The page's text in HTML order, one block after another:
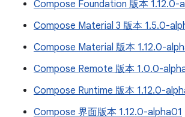
Compose Foundation 版本 1.12.0-
Compose Material 3 版本 1.5.0-
Compose Material 版本 1.12.0-
Compose Remote 版本 1.0.0-
Compose Runtime 版本 1.12.0-
Compose 界面版本 1.12.0-alpha01